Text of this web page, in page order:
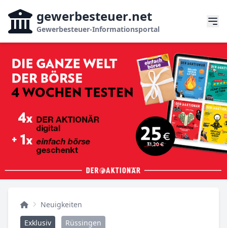
gewerbesteuer.net
Gewerbesteuer-Informationsportal
Neuigkeiten
Exklusiv
Rüssingen